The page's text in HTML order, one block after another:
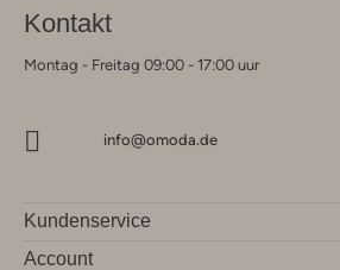
Kontakt
Montag - Freitag 09:00 - 17:00 uur
info@omoda.de
Kundenservice
Account